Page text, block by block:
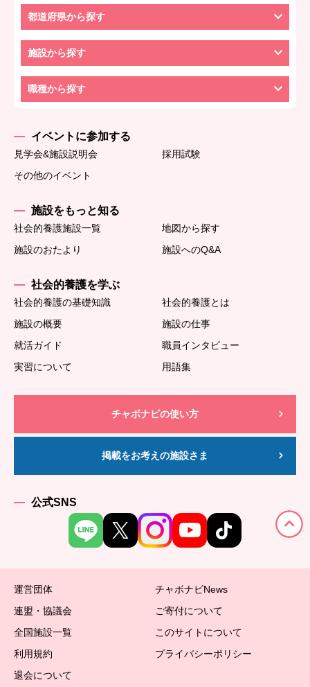
都道府県から探す
施設から探す
職種から探す
イベントに参加する
見学会&施設説明会
採用試験
その他のイベント
施設をもっと知る
社会的養護施設一覧
地図から探す
施設のおたより
施設へのQ&A
社会的養護を学ぶ
社会的養護の基礎知識
社会的養護とは
施設の概要
施設の仕事
就活ガイド
職員インタビュー
実習について
用語集
チャボナビの使い方
掲載をお考えの施設さま
公式SNS
運営団体
チャボナビNews
連盟・協議会
ご寄付について
全国施設一覧
このサイトについて
利用規約
プライバシーポリシー
退会について